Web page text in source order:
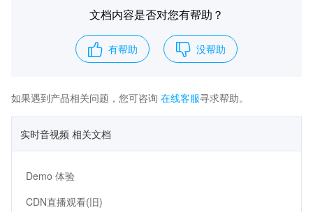
文档内容是否对您有帮助？
有帮助 没帮助
如果遇到产品相关问题，您可咨询 在线客服寻求帮助。
实时音视频 相关文档
Demo 体验
CDN直播观看(旧)